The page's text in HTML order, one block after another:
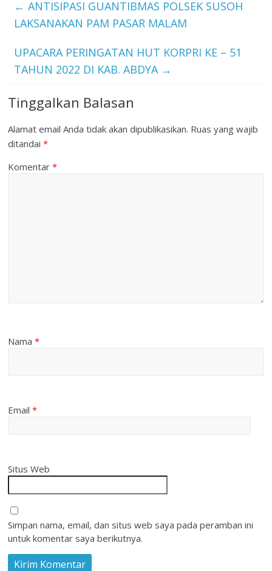
← ANTISIPASI GUANTIBMAS POLSEK SUSOH
LAKSANAKAN PAM PASAR MALAM
UPACARA PERINGATAN HUT KORPRI KE – 51
TAHUN 2022 DI KAB. ABDYA →
Tinggalkan Balasan
Alamat email Anda tidak akan dipublikasikan. Ruas yang wajib
ditandai*
Komentar*
Nama*
Email*
Situs Web
Simpan nama, email, dan situs web saya pada peramban ini
untuk komentar saya berikutnya.